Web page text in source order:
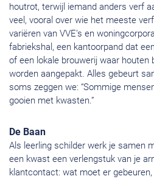
houtrot, terwijl iemand anders verf
veel, vooral over wie het meeste
variëren van VVE’s en
fabriekshal, een kantoorpand dat
of een lokale brouwerij waar houten
worden aangepakt. Alles gebeurt
soms zeggen we: “Sommige
gooien met kwasten.”
De Baan
Als leerling schilder werk je samen
een kwast een verlengstuk van je
klantcontact: wat moet er